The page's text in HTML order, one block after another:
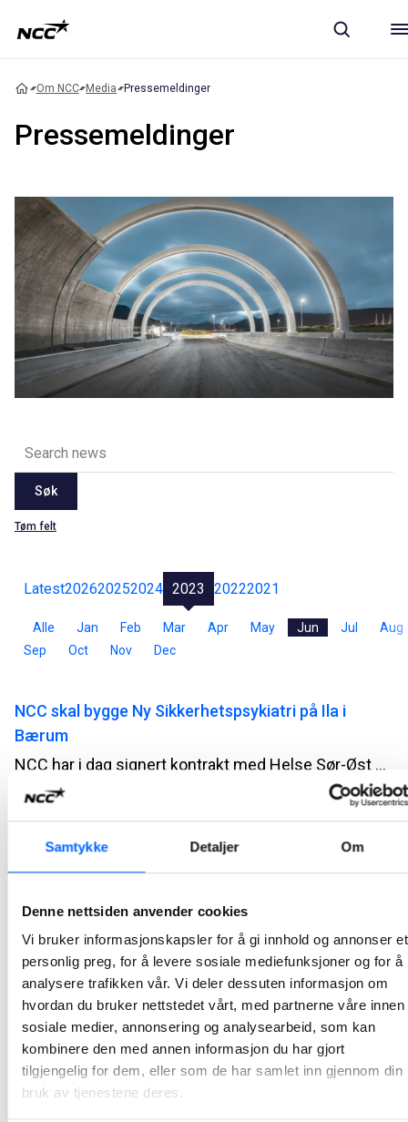
Samtykke Detaljer Om
Denne nettsiden anvender cookies
Vi bruker informasjonskapsler for å gi innhold og annonser et
personlig preg, for å levere sosiale mediefunksjoner og for å
analysere trafikken vår. Vi deler dessuten informasjon om
hvordan du bruker nettstedet vårt, med partnerne våre innen
sosiale medier, annonsering og analysearbeid, som kan
kombinere den med annen informasjon du har gjort
tilgjengelig for dem, eller som de har samlet inn gjennom din
bruk av tjenestene deres.
Om NCC Media Pressemeldinger
Pressemeldinger
Søk
Tøm felt
Latest202620252024 2023 20222021
Alle Jan Feb Mar Apr May Jun Jul
Aug
Sep
Oct Nov Dec
NCC skal bygge Ny Sikkerhetspsykiatri på Ila i
Bærum
NCC har i dag signert kontrakt med Helse Sør-Øst RHF for bygging av et nytt bygg for sikkerhetspsykiatri på Ila i Bærum. Kontrakten har en verdi på ca 1 milliard norske kroner.
2023-06-27 07:34
NCC bygger Stovner bad for Oslobygg KF
På oppdrag for Oslobygg KF starter NCC i slutten av juni opp byggearbeidet på Stovner bad i Groruddalen i Oslo. Prosjektet har en kontraktsverdi på ca 825 MNOK og skal stå ferdig i 2026.
NCC bygger Båstadlund arbeids- og
aktivitetssenter i Halden
Halden kommune og NCC signerte i dag avtalen for bygging av Båstadlund arbeids- og aktivitetssenter. Kontrakten har en verdi på ca 70 millioner kroner.
2023-06-21 11:26
NCC skal asfaltere Ørsta-Volda lufthavn